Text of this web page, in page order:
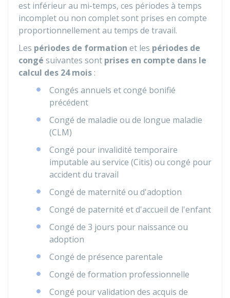
est inférieur au mi-temps, ces périodes à temps
incomplet ou non complet sont prises en compte
proportionnellement au temps de travail.
Les périodes de formation et les périodes de
congé suivantes sont prises en compte dans le
calcul des 24 mois :
Congés annuels et congé bonifié
précédent
Congé de maladie ou de longue maladie
(CLM)
Congé pour invalidité temporaire
imputable au service (Citis) ou congé pour
accident du travail
Congé de maternité ou d'adoption
Congé de paternité et d'accueil de l'enfant
Congé de 3 jours pour naissance ou
adoption
Congé de présence parentale
Congé de formation professionnelle
Congé pour validation des acquis de